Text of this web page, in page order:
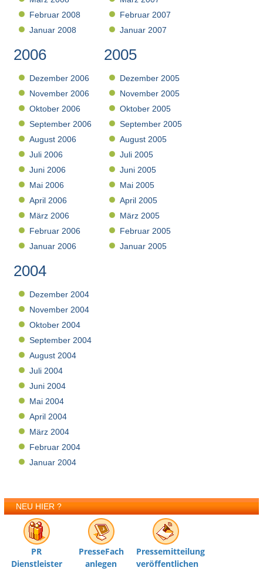
Februar 2008
Januar 2008
Februar 2007
Januar 2007
2006
Dezember 2006
November 2006
Oktober 2006
September 2006
August 2006
Juli 2006
Juni 2006
Mai 2006
April 2006
März 2006
Februar 2006
Januar 2006
2005
Dezember 2005
November 2005
Oktober 2005
September 2005
August 2005
Juli 2005
Juni 2005
Mai 2005
April 2005
März 2005
Februar 2005
Januar 2005
2004
Dezember 2004
November 2004
Oktober 2004
September 2004
August 2004
Juli 2004
Juni 2004
Mai 2004
April 2004
März 2004
Februar 2004
Januar 2004
NEU HIER ?
PR
Dienstleister
PresseFach
anlegen
Pressemitteilung
veröffentlichen